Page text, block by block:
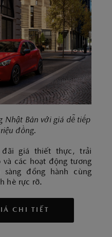
Nhật Bản với giá dễ tiếp
đồng.
giá thiết thực, trải
và các hoạt động tương
đồng hành cùng
hè rực rỡ.
CHI TIẾT